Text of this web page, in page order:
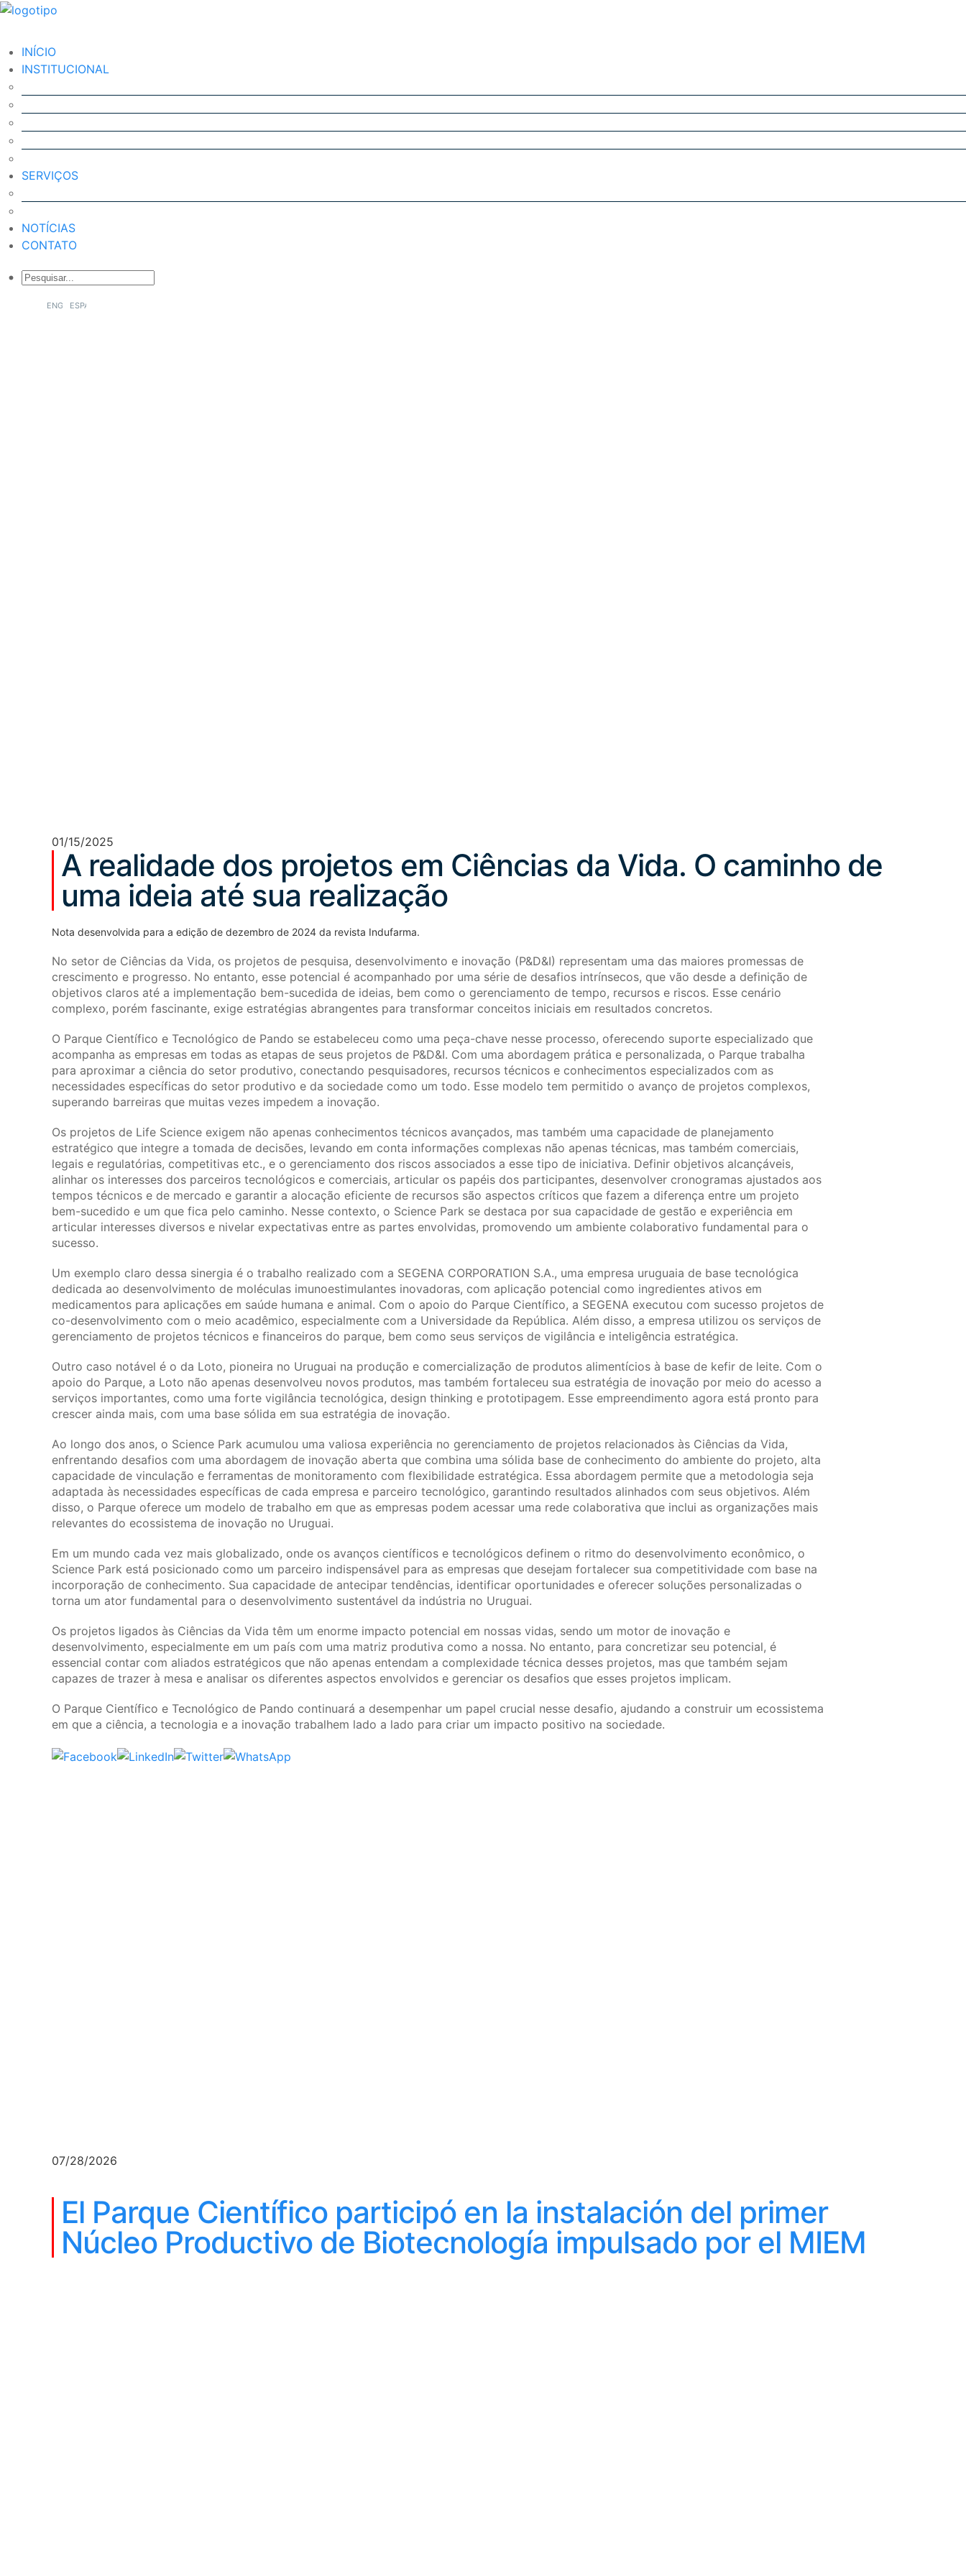
INÍCIO
INSTITUCIONAL
SERVIÇOS
NOTÍCIAS
CONTATO
ENGLISHESPAÑOL
01/15/2025
A realidade dos projetos em Ciências da Vida. O caminho de
uma ideia até sua realização
Nota desenvolvida para a edição de dezembro de 2024 da revista Indufarma.
No setor de Ciências da Vida, os projetos de pesquisa, desenvolvimento e inovação (P&D&I) representam uma das maiores promessas de
crescimento e progresso. No entanto, esse potencial é acompanhado por uma série de desafios intrínsecos, que vão desde a definição de
objetivos claros até a implementação bem-sucedida de ideias, bem como o gerenciamento de tempo, recursos e riscos. Esse cenário
complexo, porém fascinante, exige estratégias abrangentes para transformar conceitos iniciais em resultados concretos.
O Parque Científico e Tecnológico de Pando se estabeleceu como uma peça-chave nesse processo, oferecendo suporte especializado que
acompanha as empresas em todas as etapas de seus projetos de P&D&I. Com uma abordagem prática e personalizada, o Parque trabalha
para aproximar a ciência do setor produtivo, conectando pesquisadores, recursos técnicos e conhecimentos especializados com as
necessidades específicas do setor produtivo e da sociedade como um todo. Esse modelo tem permitido o avanço de projetos complexos,
superando barreiras que muitas vezes impedem a inovação.
Os projetos de Life Science exigem não apenas conhecimentos técnicos avançados, mas também uma capacidade de planejamento
estratégico que integre a tomada de decisões, levando em conta informações complexas não apenas técnicas, mas também comerciais,
legais e regulatórias, competitivas etc., e o gerenciamento dos riscos associados a esse tipo de iniciativa. Definir objetivos alcançáveis,
alinhar os interesses dos parceiros tecnológicos e comerciais, articular os papéis dos participantes, desenvolver cronogramas ajustados aos
tempos técnicos e de mercado e garantir a alocação eficiente de recursos são aspectos críticos que fazem a diferença entre um projeto
bem-sucedido e um que fica pelo caminho. Nesse contexto, o Science Park se destaca por sua capacidade de gestão e experiência em
articular interesses diversos e nivelar expectativas entre as partes envolvidas, promovendo um ambiente colaborativo fundamental para o
sucesso.
Um exemplo claro dessa sinergia é o trabalho realizado com a SEGENA CORPORATION S.A., uma empresa uruguaia de base tecnológica
dedicada ao desenvolvimento de moléculas imunoestimulantes inovadoras, com aplicação potencial como ingredientes ativos em
medicamentos para aplicações em saúde humana e animal. Com o apoio do Parque Científico, a SEGENA executou com sucesso projetos de
co-desenvolvimento com o meio acadêmico, especialmente com a Universidade da República. Além disso, a empresa utilizou os serviços de
gerenciamento de projetos técnicos e financeiros do parque, bem como seus serviços de vigilância e inteligência estratégica.
Outro caso notável é o da Loto, pioneira no Uruguai na produção e comercialização de produtos alimentícios à base de kefir de leite. Com o
apoio do Parque, a Loto não apenas desenvolveu novos produtos, mas também fortaleceu sua estratégia de inovação por meio do acesso a
serviços importantes, como uma forte vigilância tecnológica, design thinking e prototipagem. Esse empreendimento agora está pronto para
crescer ainda mais, com uma base sólida em sua estratégia de inovação.
Ao longo dos anos, o Science Park acumulou uma valiosa experiência no gerenciamento de projetos relacionados às Ciências da Vida,
enfrentando desafios com uma abordagem de inovação aberta que combina uma sólida base de conhecimento do ambiente do projeto, alta
capacidade de vinculação e ferramentas de monitoramento com flexibilidade estratégica. Essa abordagem permite que a metodologia seja
adaptada às necessidades específicas de cada empresa e parceiro tecnológico, garantindo resultados alinhados com seus objetivos. Além
disso, o Parque oferece um modelo de trabalho em que as empresas podem acessar uma rede colaborativa que inclui as organizações mais
relevantes do ecossistema de inovação no Uruguai.
Em um mundo cada vez mais globalizado, onde os avanços científicos e tecnológicos definem o ritmo do desenvolvimento econômico, o
Science Park está posicionado como um parceiro indispensável para as empresas que desejam fortalecer sua competitividade com base na
incorporação de conhecimento. Sua capacidade de antecipar tendências, identificar oportunidades e oferecer soluções personalizadas o
torna um ator fundamental para o desenvolvimento sustentável da indústria no Uruguai.
Os projetos ligados às Ciências da Vida têm um enorme impacto potencial em nossas vidas, sendo um motor de inovação e
desenvolvimento, especialmente em um país com uma matriz produtiva como a nossa. No entanto, para concretizar seu potencial, é
essencial contar com aliados estratégicos que não apenas entendam a complexidade técnica desses projetos, mas que também sejam
capazes de trazer à mesa e analisar os diferentes aspectos envolvidos e gerenciar os desafios que esses projetos implicam.
O Parque Científico e Tecnológico de Pando continuará a desempenhar um papel crucial nesse desafio, ajudando a construir um ecossistema
em que a ciência, a tecnologia e a inovação trabalhem lado a lado para criar um impacto positivo na sociedade.
07/28/2026
El Parque Científico participó en la instalación del primer
Núcleo Productivo de Biotecnología impulsado por el MIEM